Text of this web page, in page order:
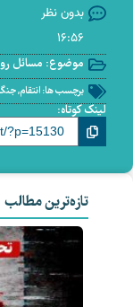
بدون نظر
16:56
موضوع: مسائل
برچسب ها:انتقام,
لینک کوتاه:
تازه‌ترین مطالب